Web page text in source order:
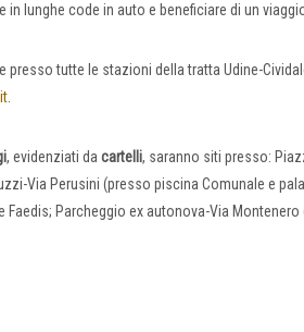
lunghe code in auto e beneficiare di un
presso tutte le stazioni della tratta Udine-
, evidenziati da cartelli, saranno siti presso:
Via Perusini (presso piscina Comunale e
Parcheggio ex autonova-Via